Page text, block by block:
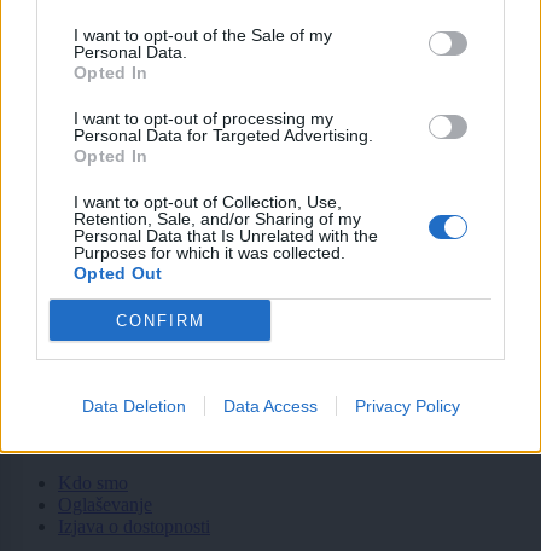
I want to opt-out of the Sale of my
Personal Data.
Opted In
I want to opt-out of processing my
Personal Data for Targeted Advertising.
Opted In
I want to opt-out of Collection, Use,
Retention, Sale, and/or Sharing of my
Personal Data that Is Unrelated with the
Purposes for which it was collected.
Opted Out
CONFIRM
Data Deletion Data Access Privacy Policy
Slovenija
Svet
Politika
Kronika
Zdravje
Šport
Scena
Zadnje novice
Rubrike
Dogodki
Igre
Forum